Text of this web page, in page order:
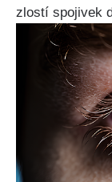
zlostí spojivek